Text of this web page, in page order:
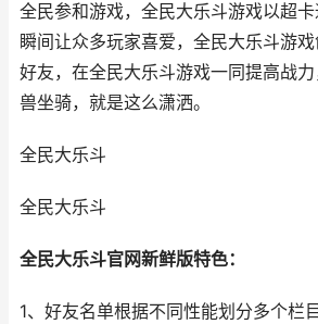
全民参和游戏，全民大乐斗游戏以超
瞬间让众多玩家喜爱，全民大乐斗游
好友，在全民大乐斗游戏一同提高战
兽坐骑，就是这么潇洒。
全民大乐斗
全民大乐斗
全民大乐斗官网新鲜版特色：
1、好友名单根据不同性能划分多个栏